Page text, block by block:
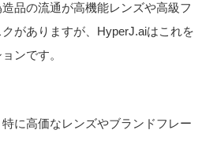
品の流通が高機能レンズや高級フ
がありますが、HyperJ.aiはこれを
ンです。
に高価なレンズやブランドフレー